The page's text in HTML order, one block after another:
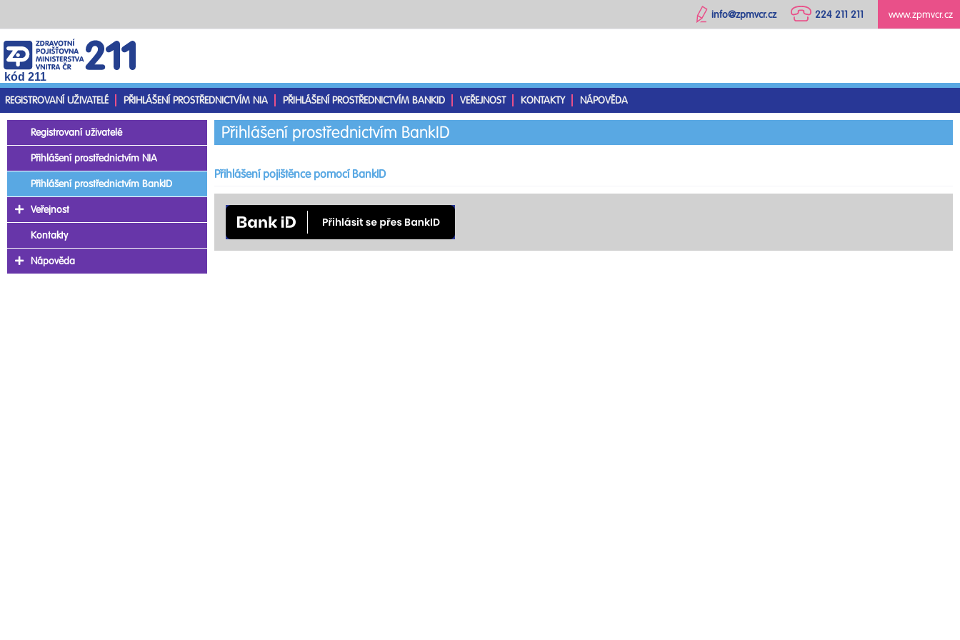
www.zpmvcr.cz
224 211 211
info@zpmvcr.cz
kód 211
REGISTROVANÍ UŽIVATELÉ
PŘIHLÁŠENÍ PROSTŘEDNICTVÍM NIA PŘIHLÁŠENÍ PROSTŘEDNICTVÍM BANKID VEŘEJNOST KONTAKTY NÁPOVĚDA
Přihlášení prostřednictvím BankID
Přihlášení pojištěnce pomocí BankID
Registrovaní uživatelé
Přihlášení prostřednictvím NIA
Přihlášení prostřednictvím BankID
Veřejnost
Kontakty
Nápověda